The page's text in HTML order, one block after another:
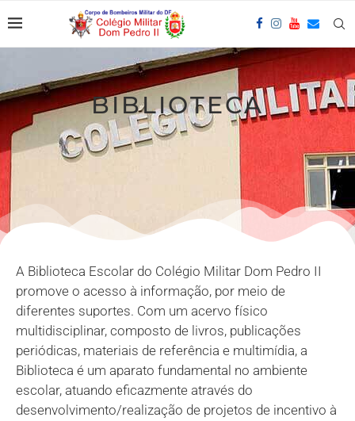
BIBLIOTECA
A Biblioteca Escolar do Colégio Militar Dom Pedro II
promove o acesso à informação, por meio de
diferentes suportes. Com um acervo físico
multidisciplinar, composto de livros, publicações
periódicas, materiais de referência e multimídia, a
Biblioteca é um aparato fundamental no ambiente
escolar, atuando eficazmente através do
desenvolvimento/realização de projetos de incentivo à